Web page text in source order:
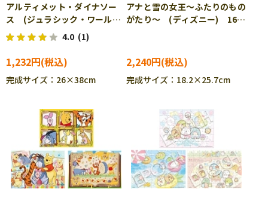
アルティメット・ダイナソー
ス (ジュラシック・ワール
ド) 100ピース ジグソーパ
ズル EPO-26-905 ［CP-
SU］［CP-IT］
4.0 (1)
1,232円
完成サイズ：26×38cm
アナと雪の女王～ふたりのもの
がたり～ (ディズニー) 16ピ
2,240円
完成サイズ：18.2×25.7cm